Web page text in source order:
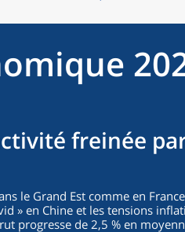
freinée
le Grand Est comme en
» en Chine et les tensions
progresse de 2,5 % en